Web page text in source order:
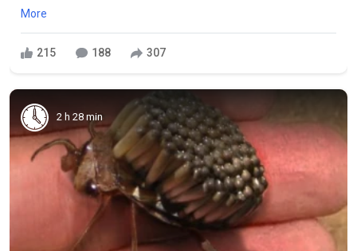
More
215 188 307
2 h 28 min